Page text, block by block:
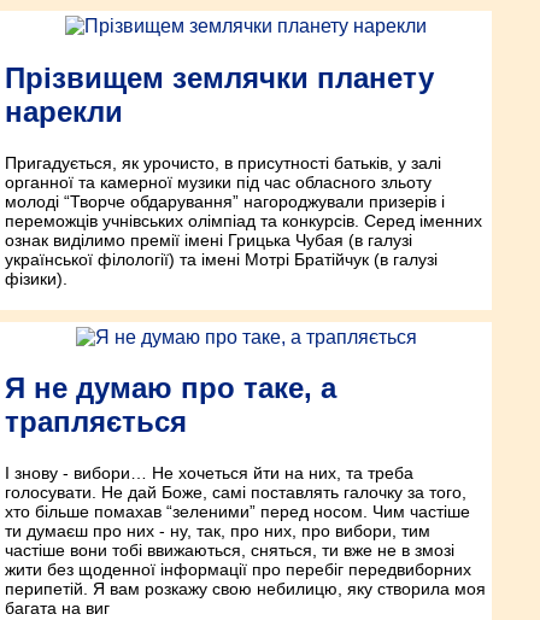
Прізвищем землячки планету
нарекли
Пригадується, як урочисто, в присутності батьків, у залі
органної та камерної музики під час обласного зльоту
молоді “Творче обдарування” нагороджували призерів і
переможців учнівських олімпіад та конкурсів. Серед іменних
ознак виділимо премії імені Грицька Чубая (в галузі
української філології) та імені Мотрі Братійчук (в галузі
фізики).
Я не думаю про таке, а
трапляється
І знову - вибори… Не хочеться йти на них, та треба
голосувати. Не дай Боже, самі поставлять галочку за того,
хто більше помахав “зеленими” перед носом. Чим частіше
ти думаєш про них - ну, так, про них, про вибори, тим
частіше вони тобі ввижаються, сняться, ти вже не в змозі
жити без щоденної інформації про перебіг передвиборних
перипетій. Я вам розкажу свою небилицю, яку створила моя
багата на виг